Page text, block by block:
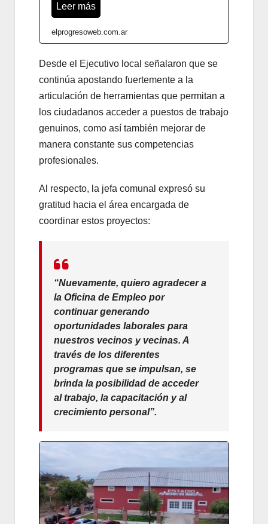
Leer más
elprogresoweb.com.ar
Desde el Ejecutivo local señalaron que se
continúa apostando fuertemente a la
articulación de herramientas que permitan a
los ciudadanos acceder a puestos de trabajo
genuinos, como así también mejorar de
manera constante sus competencias
profesionales.
Al respecto, la jefa comunal expresó su
gratitud hacia el área encargada de
coordinar estos proyectos:
“Nuevamente, quiero agradecer a
la Oficina de Empleo por
continuar generando
oportunidades laborales para
nuestros vecinos y vecinas. A
través de los diferentes
programas que se impulsan, se
brinda la posibilidad de acceder
al trabajo, la capacitación y al
crecimiento personal”.